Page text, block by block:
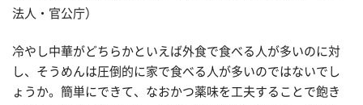
法人・官公庁）
冷やし中華がどちらかといえば外食で食べる人が多いのに対
し、そうめんは圧倒的に家で食べる人が多いのではないでし
ょうか。簡単にできて、なおかつ薬味を工夫することで飽き